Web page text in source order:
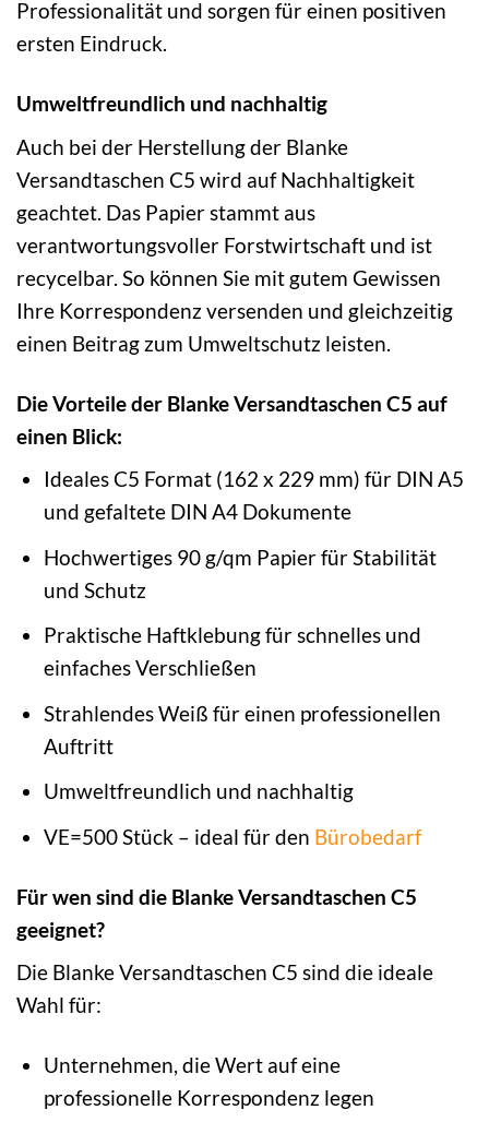
Professionalität und sorgen für einen positiven
ersten Eindruck.
Umweltfreundlich und nachhaltig
Auch bei der Herstellung der Blanke
Versandtaschen C5 wird auf Nachhaltigkeit
geachtet. Das Papier stammt aus
verantwortungsvoller Forstwirtschaft und ist
recycelbar. So können Sie mit gutem Gewissen
Ihre Korrespondenz versenden und gleichzeitig
einen Beitrag zum Umweltschutz leisten.
Die Vorteile der Blanke Versandtaschen C5 auf
einen Blick:
Ideales C5 Format (162 x 229 mm) für DIN A5
und gefaltete DIN A4 Dokumente
Hochwertiges 90 g/qm Papier für Stabilität
und Schutz
Praktische Haftklebung für schnelles und
einfaches Verschließen
Strahlendes Weiß für einen professionellen
Auftritt
Umweltfreundlich und nachhaltig
VE=500 Stück – ideal für den Bürobedarf
Für wen sind die Blanke Versandtaschen C5
geeignet?
Die Blanke Versandtaschen C5 sind die ideale
Wahl für:
Unternehmen, die Wert auf eine
professionelle Korrespondenz legen